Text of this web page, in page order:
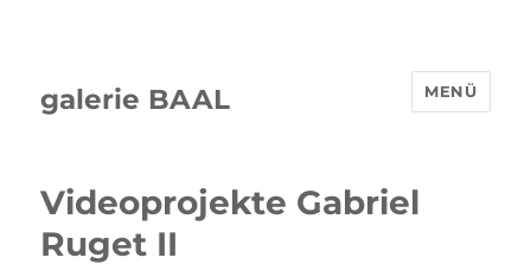
galerie BAAL MENÜ
Videoprojekte Gabriel
Ruget II